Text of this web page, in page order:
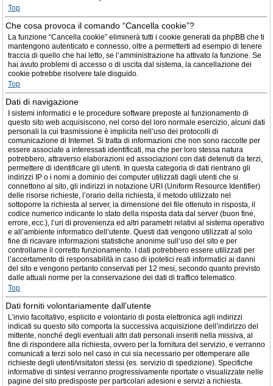
Top
Che cosa provoca il comando “Cancella cookie”?
La funzione “Cancella cookie” eliminerà tutti i cookie generati da phpBB che ti
mantengono autenticato e connesso, oltre a permetterti ad esempio di tenere
traccia di quello che hai letto, se l’amministrazione ha attivato la funzione. Se
hai avuto problemi di accesso o di uscita dal sistema, la cancellazione dei
cookie potrebbe risolvere tale disguido.
Top
Dati di navigazione
I sistemi informatici e le procedure software preposte al funzionamento di
questo sito web acquisiscono, nel corso del loro normale esercizio, alcuni dati
personali la cui trasmissione è implicita nell’uso dei protocolli di
comunicazione di Internet. Si tratta di informazioni che non sono raccolte per
essere associate a interessati identificati, ma che per loro stessa natura
potrebbero, attraverso elaborazioni ed associazioni con dati detenuti da terzi,
permettere di identificare gli utenti. In questa categoria di dati rientrano gli
indirizzi IP o i nomi a dominio dei computer utilizzati dagli utenti che si
connettono al sito, gli indirizzi in notazione URI (Uniform Resource Identifier)
delle risorse richieste, l’orario della richiesta, il metodo utilizzato nel
sottoporre la richiesta al server, la dimensione del file ottenuto in risposta, il
codice numerico indicante lo stato della risposta data dal server (buon fine,
errore, ecc.), l’uri di provenienza ed altri parametri relativi al sistema operativo
e all’ambiente informatico dell’utente. Questi dati vengono utilizzati al solo
fine di ricavare informazioni statistiche anonime sull’uso del sito e per
controllarne il corretto funzionamento. I dati potrebbero essere utilizzati per
l’accertamento di responsabilità in caso di ipotetici reati informatici ai danni
del sito e vengono pertanto conservati per 12 mesi, secondo quanto previsto
dalle attuali norme per la conservazione dei dati di traffico telematico.
Top
Dati forniti volontariamente dall’utente
L’invio facoltativo, esplicito e volontario di posta elettronica agli indirizzi
indicati su questo sito comporta la successiva acquisizione dell’indirizzo del
mittente, nonché degli eventuali altri dati personali inseriti nella missiva, al
fine di rispondere alla richiesta, ovvero per la fornitura del servizio, e verranno
comunicati a terzi solo nel caso in cui sia necessario per ottemperare alle
richieste degli utenti/visitatori stessi (es. servizio di spedizione). Specifiche
informative di sintesi verranno progressivamente riportate o visualizzate nelle
pagine del sito predisposte per particolari adesioni e servizi a richiesta.